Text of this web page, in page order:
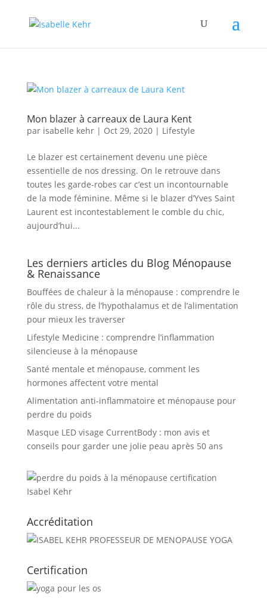
Mon blazer à carreaux de Laura Kent
par isabelle kehr| Oct 29, 2020| Lifestyle
Le blazer est certainement devenu une pièce
essentielle de nos dressing. On le retrouve dans
toutes les garde-robes car c’est un incontournable
de la mode féminine. Même si le blazer d’Yves Saint
Laurent est incontestablement le comble du chic,
aujourd’hui...
Les derniers articles du Blog Ménopause
& Renaissance
Bouffées de chaleur à la ménopause : comprendre le
rôle du stress, de l’hypothalamus et de l’alimentation
pour mieux les traverser
Lifestyle Medicine : comprendre l’inflammation
silencieuse à la ménopause
Santé mentale et ménopause, comment les
hormones affectent votre mental
Alimentation anti-inflammatoire et ménopause pour
perdre du poids
Masque LED visage CurrentBody : mon avis et
conseils pour garder une jolie peau après 50 ans
Accréditation
Certification